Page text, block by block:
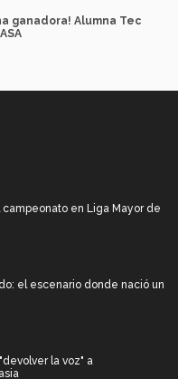
ganadora! Alumna Tec
campeonato en Liga Mayor de
el escenario donde nació un
la voz" a